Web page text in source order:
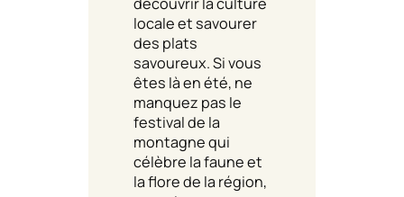
locale et savourer
des plats
savoureux. Si vous
êtes là en été, ne
manquez pas le
festival de la
montagne qui
célèbre la faune et
la flore de la région,